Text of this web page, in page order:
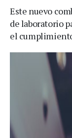
Este nuevo
de laboratorio
el